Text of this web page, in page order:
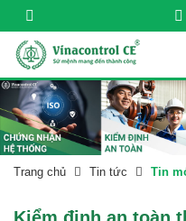
Trang chủ Tin tức Tin